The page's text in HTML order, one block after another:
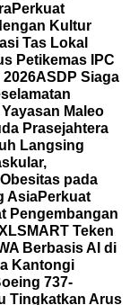
Perkuat
Kultur
Tas Lokal
Petikemas IPC
ASDP Siaga
Maleo
Prasejahtera
Langsing
pada
AsiaPerkuat
Pengembangan
Teken
Berbasis AI di
Kantongi
737-
Tingkatkan Arus